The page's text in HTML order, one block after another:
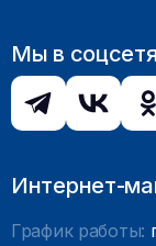
Мы в
Интернет-
График работы: